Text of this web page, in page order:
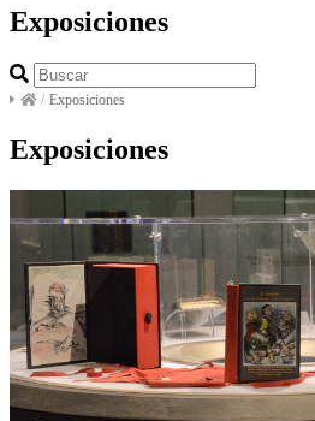
Exposiciones
/ Exposiciones
Exposiciones